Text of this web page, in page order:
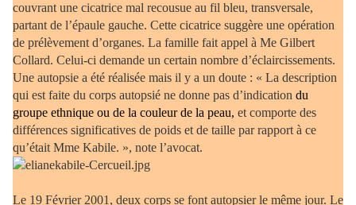
couvrant une cicatrice mal recousue au fil bleu, transversale,
partant de l’épaule gauche. Cette cicatrice suggère une opération
de prélèvement d’organes. La famille fait appel à Me Gilbert
Collard. Celui-ci demande un certain nombre d’éclaircissements.
Une autopsie a été réalisée mais il y a un doute : « La description
qui est faite du corps autopsié ne donne pas d’indication du
groupe ethnique ou de la couleur de la peau, et comporte des
différences significatives de poids et de taille par rapport à ce
qu’était Mme Kabile. », note l’avocat.
Le 19 Février 2001, deux corps se font autopsier le même jour. Le